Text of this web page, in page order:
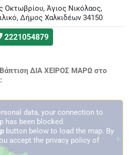
Οκτωβρίου, Άγιος Νικόλαος,
Δήμος Χαλκιδέων 34150
2221054879
ΔΙΑ ΧΕΙΡΟΣ ΜΑΡΩ στο
data, your connection to
has been blocked.
button below to load the map. By
accept the privacy policy of